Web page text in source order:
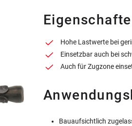
Hohe Lastwerte bei
Einsetzbar auch bei
Auch für Zugzone
Bauaufsichtlich